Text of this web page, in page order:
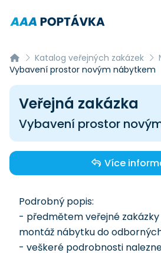
Katalog veřejných zakázek
Vybavení prostor novým nábytkem
Veřejná zakázka
Vybavení prostor
Více
Podrobný popis:
- předmětem veřejné
montáž nábytku do
- veškeré podrobnosti